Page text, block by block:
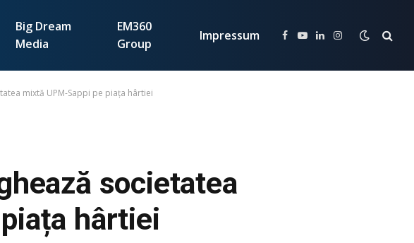
Big Dream
Media
EM360
Group
Impressum Facebook
YouTube
LinkedInInstagram
mixtă UPM-Sappi pe piața hârtiei
societatea
hârtiei